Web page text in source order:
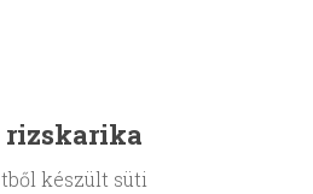
rizskarika
készült süti